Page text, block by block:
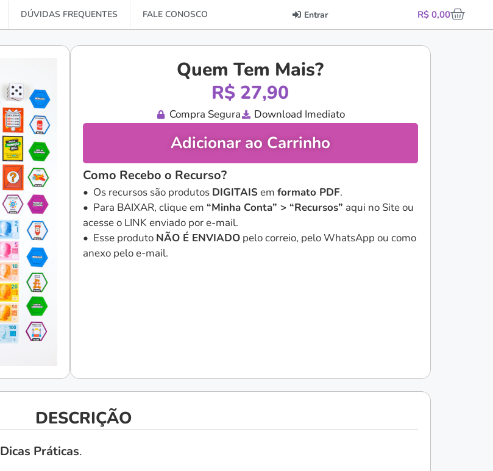
DÚVIDAS FREQUENTES FALE CONOSCO Entrar R$0,00
Quem Tem Mais?
R$ 27,90
Compra Segura Download Imediato
Adicionar ao Carrinho
Como Recebo o Recurso?
• Os recursos são produtos DIGITAISem formato PDF.
• Para BAIXAR, clique em “Minha Conta” > “Recursos” aqui no Site ou
acesse o LINK enviado por e-mail.
• Esse produto NÃO É ENVIADOpelo correio, pelo WhatsApp ou como
anexo pelo e-mail.
DESCRIÇÃO
Dicas Práticas.